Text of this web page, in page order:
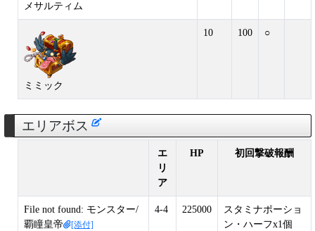
メサルティム
ミミック
10 100 ○
エリアボス
エ
リ
ア
HP 初回撃破報酬
File not found: モンスター/
覇瞳皇帝
[添付]
4-4 225000
スタミナポーショ
ン・ハーフx1個